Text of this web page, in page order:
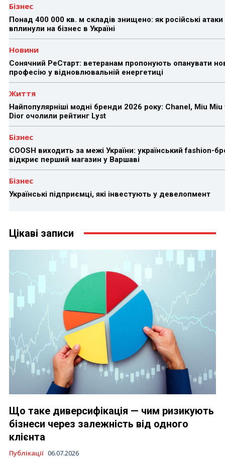
Бізнес
Понад 400 000 кв. м складів знищено: як російські атаки
вплинули на бізнес в Україні
Новини
Сонячний РеСтарт: ветеранам пропонують опанувати
професію у відновлювальній енергетиці
Життя
Найпопулярніші модні бренди 2026 року: Chanel, Miu Miu
Dior очолили рейтинг Lyst
Бізнес
COOSH виходить за межі України: український fashion-
відкриє перший магазин у Варшаві
Бізнес
Українські підприємці, які інвестують у девелопмент
Цікаві записи
Що таке диверсифікація — чим ризикують
бізнеси через залежність від одного
клієнта
Публікації 06.07.2026